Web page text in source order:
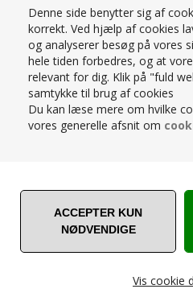
Denne side benytter sig af
korrekt. Ved hjælp af cookies
og analyserer besøg på vores
hele tiden forbedres, og at
relevant for dig. Klik på "fuld
samtykke til brug af cookies
Du kan læse mere om hvilke
vores generelle afsnit om
Vis cookie
PRISMATCH – KONTAKT OS HER
SPØRG OS